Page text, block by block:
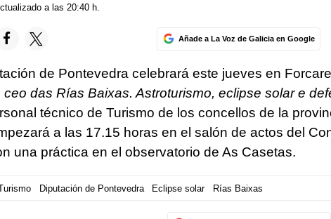
a las 20:40 h.
Añade a La Voz de Galicia en Google
de Pontevedra celebrará este jueves en
ceo das Rías Baixas. Astroturismo, eclipse solar e
técnico de Turismo de los concellos de la
a las 17.15 horas en el salón de actos del
una práctica en el observatorio de As Casetas.
Diputación de Pontevedra Eclipse solar Rías Baixas